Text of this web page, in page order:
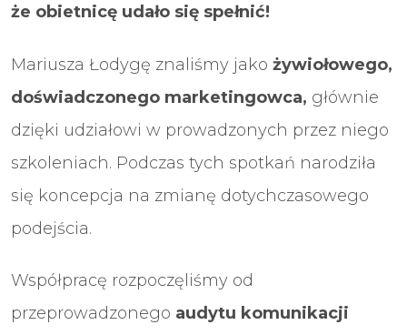
że obietnicę udało się spełnić!
Mariusza Łodygę znaliśmy jako żywiołowego,
doświadczonego marketingowca, głównie
dzięki udziałowi w prowadzonych przez niego
szkoleniach. Podczas tych spotkań narodziła
się koncepcja na zmianę dotychczasowego
podejścia.
Współpracę rozpoczęliśmy od
przeprowadzonego audytu komunikacji